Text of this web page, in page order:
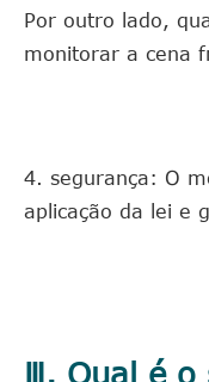
Por outro lado,
monitorar a cena
4. segurança: O
aplicação da lei e
Ⅲ. Qual é o